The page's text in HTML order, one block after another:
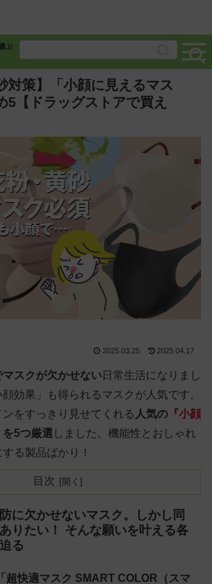
ぶ
対策】「小顔に見えるマス
5【ドラッグストアで買え
2025.03.25 2025.04.17
マスクが欠かせない 日常生活になりまし
効果」も得られるマスクが人気です。
をすっきり見せてくれる 人気の 『小顔
を5つ厳選 しました。機能性とおしゃれ
る製品ばかり！
目次
に欠かせないマスク。しかし同
りたい！ そんな願いを叶える各
る
超快適マスク SMART COLOR（スマ